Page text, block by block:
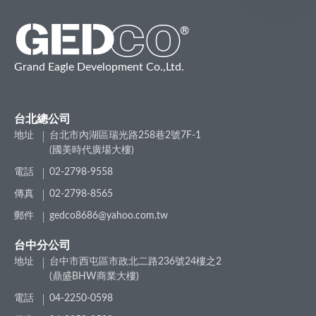
Grand Eagle Development Co.,Ltd.
台北總公司
地址
台北市內湖區瑞光路258巷2號7F-1
(國美時代廣場大樓)
電話 02-2798-9558
傳真 02-2798-8565
郵件 gedco8686@yahoo.com.tw
台中分公司
地址
台中市西屯區市政北二路236號24樓之2
(鼎盛BHW商業大樓)
電話 04-2250-0598